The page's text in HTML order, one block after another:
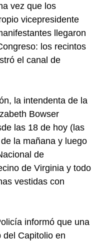
vez que los
vicepresidente
llegaron
los recintos
el canal de
la intendenta de la
Bowser
las 18 de hoy (las
la mañana y luego
de
de Virginia y todo
vestidas con
informó que una
del Capitolio en